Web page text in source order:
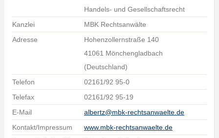
Handels- und Gesellschaftsrecht
Kanzlei
MBK Rechtsanwälte
Adresse
Hohenzollernstraße 140
41061 Mönchengladbach
(Deutschland)
Telefon
02161/92 95-0
Telefax
02161/92 95-19
E-Mail
albertz@mbk-rechtsanwaelte.de
Kontakt/Impressum
www.mbk-rechtsanwaelte.de